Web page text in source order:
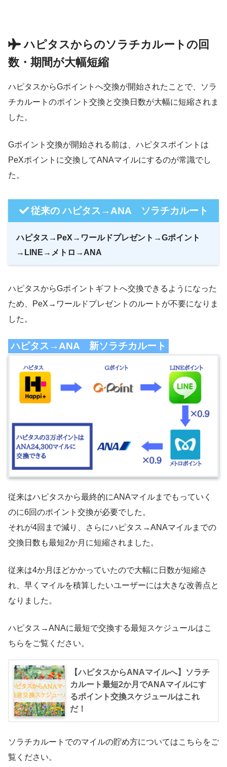
ハピタスからのソラチカルートの回
数・期間が大幅短縮
ハピタスからGポイントへ交換が開始されたことで、ソラ
チカルートのポイント交換と交換日数が大幅に短縮されま
した。
Gポイント交換が開始される前は、ハピタスポイントは
PeXポイントに交換してANAマイルにするのが常識でし
た。
従来の ハピタス→ANA ソラチカルート
ハピタス→PeX→ワールドプレゼント→Gポイント
→LINE→メトロ→ANA
ハピタスからGポイントギフトへ交換できるようになった
ため、PeX→ワールドプレゼントのルートが不要になりま
した。
ハピタス→ANA 新ソラチカルート
従来はハピタスから最終的にANAマイルまでもっていく
のに6回のポイント交換が必要でした。
それが4回まで減り、さらにハピタス→ANAマイルまでの
交換日数も最短2か月に短縮されました。
従来は4か月ほどかかっていたので大幅に日数が短縮さ
れ、早くマイルを積算したいユーザーには大きな改善点と
なりました。
ハピタス→ANAに最短で交換する最短スケジュールはこ
ちらをご覧ください。
【ハピタスからANAマイルへ】ソラチ
カルート最短2か月でANAマイルにす
るポイント交換スケジュールはこれ
だ！
ソラチカルートでのマイルの貯め方についてはこちらをご
覧ください。